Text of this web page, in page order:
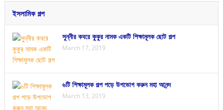
ইসলামিক গল্প
সুন্নীর কবরে কুকুর নামক একটি শিক্ষামূলক ছোট গল্প
March 17, 2019
৬টি শিক্ষামূলক গল্প পড়ে উপভোগ করুন মহা আনন্দ
March 13, 2019